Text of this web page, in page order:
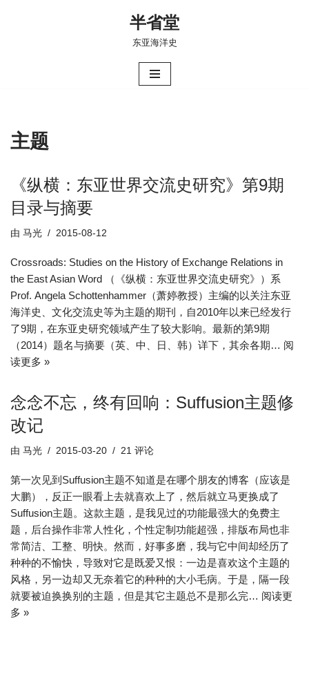
半省堂
东亚海洋史
主题
《纵横：东亚世界交流史研究》第9期
目录与摘要
由 马光 2015-08-12
Crossroads: Studies on the History of Exchange Relations in
the East Asian Word （《纵横：东亚世界交流史研究》）系
Prof. Angela Schottenhammer（萧婷教授）主编的以关注东亚
海洋史、文化交流史等为主题的期刊，自2010年以来已经发行
了9期，在东亚史研究领域产生了较大影响。最新的第9期
（2014）题名与摘要（英、中、日、韩）详下，其余各期… 阅
读更多 »
念念不忘，终有回响：Suffusion主题修
改记
由 马光 2015-03-20 21 评论
第一次见到Suffusion主题不知道是在哪个朋友的博客（应该是
大鹏），反正一眼看上去就喜欢上了，然后就立马更换成了
Suffusion主题。这款主题，是我见过的功能最强大的免费主
题，后台操作非常人性化，个性定制功能超强，排版布局也非
常简洁、工整、明快。然而，好事多磨，我与它中间却经历了
种种的不愉快，导致对它是既爱又恨：一边是喜欢这个主题的
风格，另一边却又无奈着它的种种的大小毛病。于是，隔一段
就要被迫换换别的主题，但是其它主题总不是那么完… 阅读更
多 »